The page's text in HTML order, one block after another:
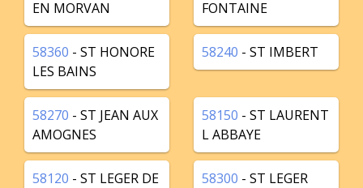
EN MORVAN
FONTAINE
58360 - ST HONORE
LES BAINS
58240 - ST IMBERT
58270 - ST JEAN AUX
AMOGNES
58150 - ST LAURENT
L ABBAYE
58120 - ST LEGER DE
58300 - ST LEGER